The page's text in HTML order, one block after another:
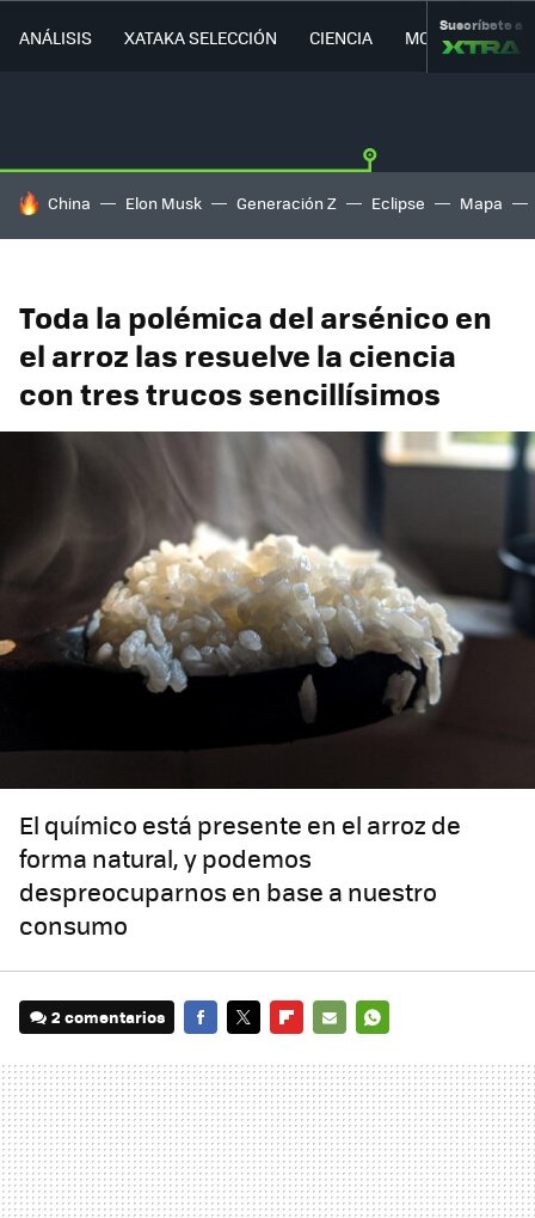
ANÁLISIS XATAKA SELECCIÓN CIENCIA MOVILIDAD
Suscríbete a
HOY SE HABLA DE
China Elon Musk Generación Z Eclipse Mapa
Toda la polémica del arsénico en
el arroz las resuelve la ciencia
con tres trucos sencillísimos
El químico está presente en el arroz de
forma natural, y podemos
despreocuparnos en base a nuestro
consumo
2 comentarios
MAIL